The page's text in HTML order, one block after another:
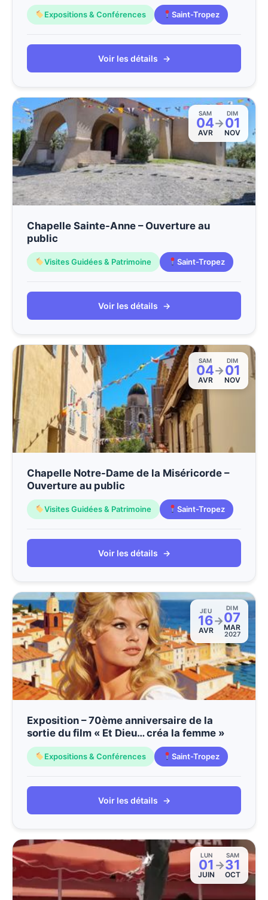
Expositions & Conférences Saint-Tropez
Voir les détails →
SAM
04
AVR
→
DIM
01
NOV
Chapelle Sainte-Anne – Ouverture au
public
Visites Guidées & Patrimoine Saint-Tropez
Voir les détails →
SAM
04
AVR
→
DIM
01
NOV
Chapelle Notre-Dame de la Miséricorde –
Ouverture au public
Visites Guidées & Patrimoine Saint-Tropez
Voir les détails →
JEU
16
AVR
→
DIM
07
MAR
2027
Exposition – 70ème anniversaire de la
sortie du film « Et Dieu… créa la femme »
Expositions & Conférences Saint-Tropez
Voir les détails →
LUN
01
JUIN
→
SAM
31
OCT